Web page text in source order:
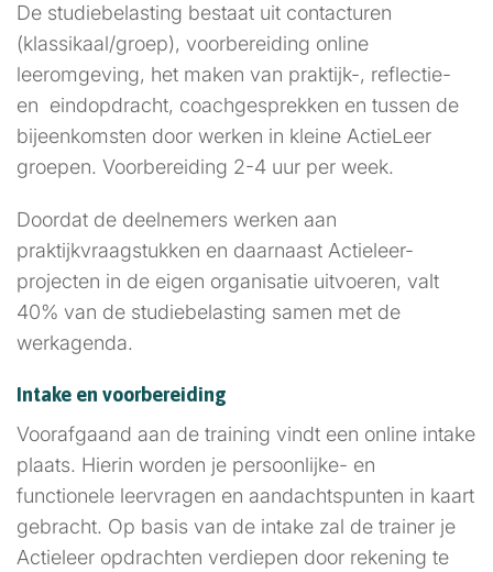
De studiebelasting bestaat uit contacturen
(klassikaal/groep), voorbereiding online
leeromgeving, het maken van praktijk-, reflectie-
en eindopdracht, coachgesprekken en tussen de
bijeenkomsten door werken in kleine ActieLeer
groepen. Voorbereiding 2-4 uur per week.
Doordat de deelnemers werken aan
praktijkvraagstukken en daarnaast Actieleer-
projecten in de eigen organisatie uitvoeren, valt
40% van de studiebelasting samen met de
werkagenda.
Intake en voorbereiding
Voorafgaand aan de training vindt een online intake
plaats. Hierin worden je persoonlijke- en
functionele leervragen en aandachtspunten in kaart
gebracht. Op basis van de intake zal de trainer je
Actieleer opdrachten verdiepen door rekening te